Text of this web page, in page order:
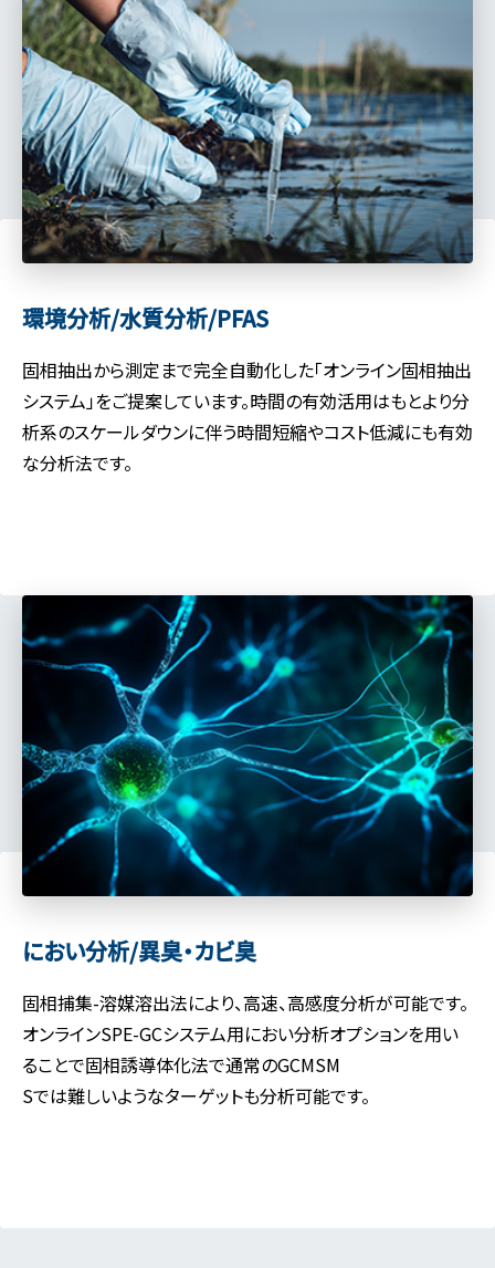
環境分析/水質分析/PFAS
固相抽出から測定まで完全自動化した「オンライン固相抽出
システム」をご提案しています。時間の有効活用はもとより分
析系のスケールダウンに伴う時間短縮やコスト低減にも有効
な分析法です。
におい分析/異臭・カビ臭
固相捕集-溶媒溶出法により、高速、高感度分析が可能です。
オンラインSPE-GCシステム用におい分析オプションを用い
ることで固相誘導体化法で通常のGCMSM
Sでは難しいようなターゲットも分析可能です。